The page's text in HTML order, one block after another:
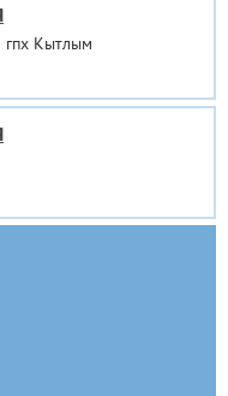
гпх Кытлым